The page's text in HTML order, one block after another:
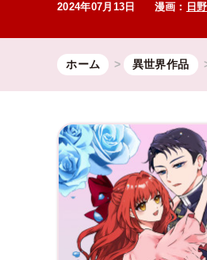
2024年07月13日 漫画： 日
ホーム 異世界作品